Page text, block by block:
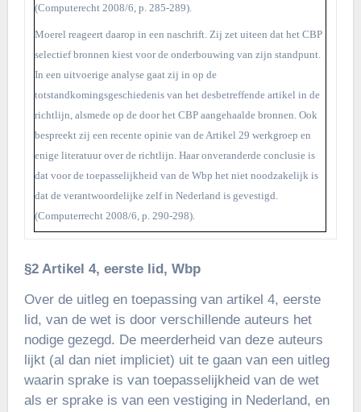
(Computerecht 2008/6, p. 285-289).
Moerel reageert daarop in een naschrift. Zij zet uiteen dat het CBP
selectief bronnen kiest voor de onderbouwing van zijn standpunt.
In een uitvoerige analyse gaat zij in op de
totstandkomingsgeschiedenis van het desbetreffende artikel in de
richtlijn, alsmede op de door het CBP aangehaalde bronnen. Ook
bespreekt zij een recente opinie van de Artikel 29 werkgroep en
enige literatuur over de richtlijn. Haar onveranderde conclusie is
dat voor de toepasselijkheid van de Wbp het niet noodzakelijk is
dat de verantwoordelijke zelf in Nederland is gevestigd.
(Computerrecht 2008/6, p. 290-298).
§2 Artikel 4, eerste lid, Wbp
Over de uitleg en toepassing van artikel 4, eerste
lid, van de wet is door verschillende auteurs het
nodige gezegd. De meerderheid van deze auteurs
lijkt (al dan niet impliciet) uit te gaan van een uitleg
waarin sprake is van toepasselijkheid van de wet
als er sprake is van een vestiging in Nederland, en